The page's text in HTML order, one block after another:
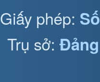
Giấy phép:
Trụ sở: